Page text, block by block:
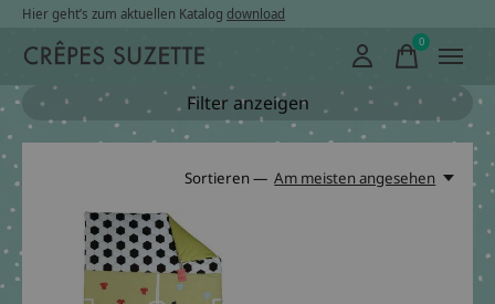
Hier geht’s zum aktuellen Katalog download
0items
Filter anzeigen
Sortieren — Am meisten angesehen